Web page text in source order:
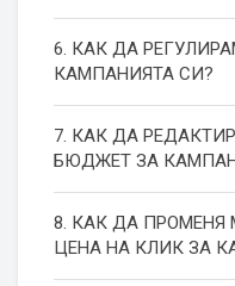
6. КАК ДА
КАМПАНИЯТА СИ?
7. КАК ДА
БЮДЖЕТ ЗА
8. КАК ДА
ЦЕНА НА КЛИК ЗА